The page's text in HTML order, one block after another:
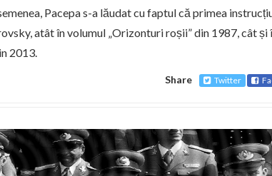
Pacepa s-a lăudat cu faptul că primea
atât în volumul „Orizonturi roșii” din 1987, cât și
2013.
Share Twitter